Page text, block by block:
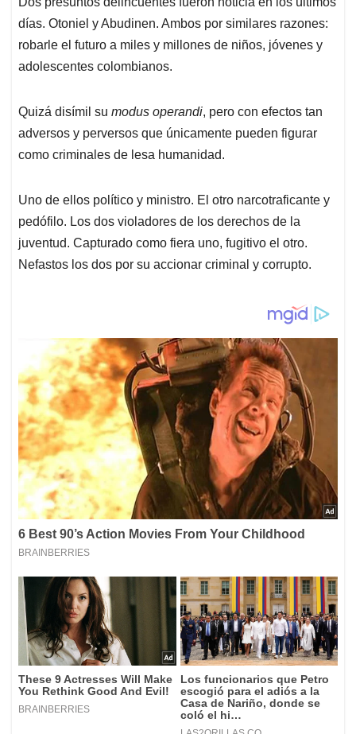
s
A
p
p
b
o
o
k
e
d
n
l
a
d
s
días. Otoniel y Abudinen. Ambos por similares razones:
robarle el futuro a miles y millones de niños, jóvenes y
adolescentes colombianos.
Quizá disímil su modus operandi, pero con efectos tan
adversos y perversos que únicamente pueden figurar
como criminales de lesa humanidad.
Uno de ellos político y ministro. El otro narcotraficante y
pedófilo. Los dos violadores de los derechos de la
juventud. Capturado como fiera uno, fugitivo el otro.
Nefastos los dos por su accionar criminal y corrupto.